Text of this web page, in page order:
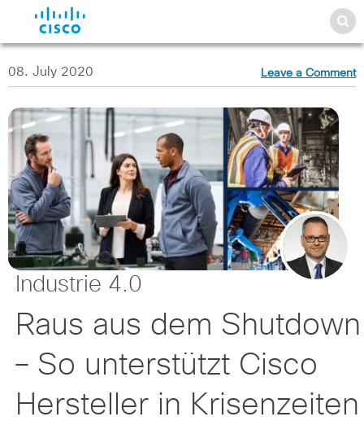
08. July 2020 Leave a Comment
Industrie 4.0
Raus aus dem Shutdown
– So unterstützt Cisco
Hersteller in Krisenzeiten